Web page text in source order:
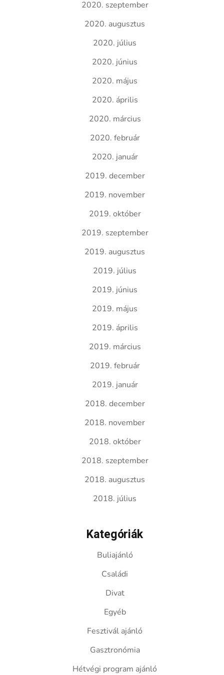
2020. szeptember
2020. augusztus
2020. július
2020. június
2020. május
2020. április
2020. március
2020. február
2020. január
2019. december
2019. november
2019. október
2019. szeptember
2019. augusztus
2019. július
2019. június
2019. május
2019. április
2019. március
2019. február
2019. január
2018. december
2018. november
2018. október
2018. szeptember
2018. augusztus
2018. július
Kategóriák
Buliajánló
Családi
Divat
Egyéb
Fesztivál ajánló
Gasztronómia
Hétvégi program ajánló